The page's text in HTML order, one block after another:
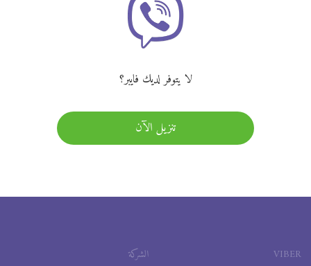
لا يتوفر لديك فايبر؟
تنزيل الآن
VIBER الشركة